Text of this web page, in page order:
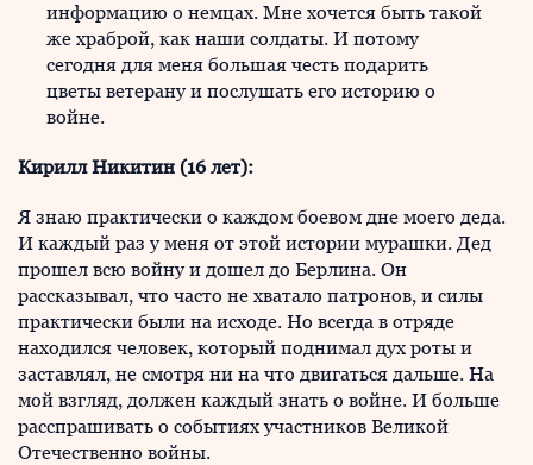
информацию о немцах. Мне хочется быть такой
же храброй, как наши солдаты. И потому
сегодня для меня большая честь подарить
цветы ветерану и послушать его историю о
войне.
Кирилл Никитин (16 лет):
Я знаю практически о каждом боевом дне моего деда.
И каждый раз у меня от этой истории мурашки. Дед
прошел всю войну и дошел до Берлина. Он
рассказывал, что часто не хватало патронов, и силы
практически были на исходе. Но всегда в отряде
находился человек, который поднимал дух роты и
заставлял, не смотря ни на что двигаться дальше. На
мой взгляд, должен каждый знать о войне. И больше
расспрашивать о событиях участников Великой
Отечественно войны.